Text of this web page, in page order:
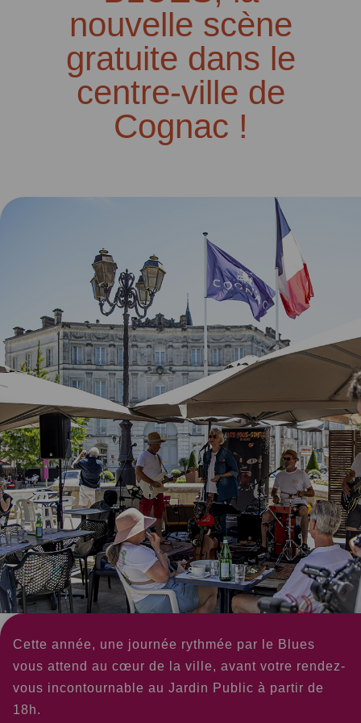
nouvelle scène
gratuite dans le
centre-ville de
Cognac !
Cette année, une journée rythmée par le Blues
vous attend au cœur de la ville, avant votre rendez-
vous incontournable au Jardin Public à partir de
18h.